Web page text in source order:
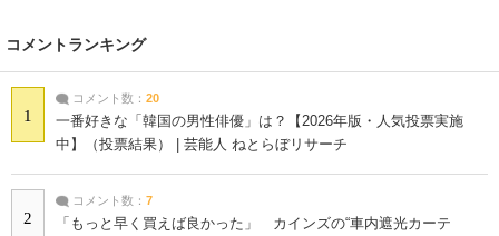
コメントランキング
1
コメント数： 20
一番好きな「韓国の男性俳優」は？【2026年版・人気投票実施
中】（投票結果） | 芸能人 ねとらぼリサーチ
2
コメント数： 7
「もっと早く買えば良かった」 カインズの“車内遮光カーテ